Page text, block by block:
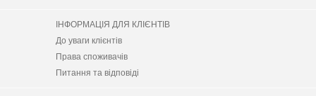
ІНФОРМАЦІЯ ДЛЯ КЛІЄНТІВ
До уваги клієнтів
Права споживачів
Питання та відповіді